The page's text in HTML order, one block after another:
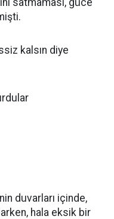
satmaması, güce
kalsın diye
duvarları içinde,
hala eksik bir